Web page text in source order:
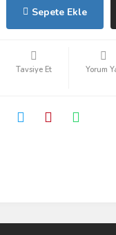
Sepete Ekle
Tavsiye Et Yorum